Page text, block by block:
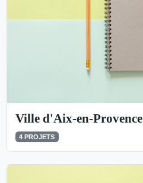
Ville d'Aix-en-Provence
4 PROJETS